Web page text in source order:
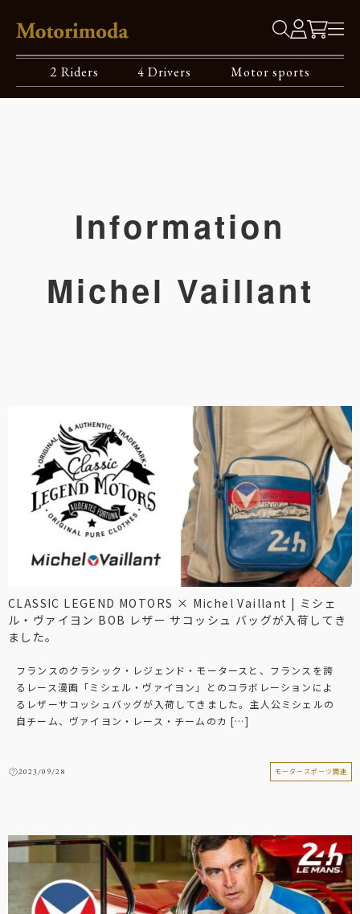
2 Riders 4 Drivers Motor sports
Information
Michel Vaillant
CLASSIC LEGEND MOTORS × Michel Vaillant | ミシェ
ル・ヴァイヨン BOB レザー サコッシュ バッグが入荷してき
ました。
フランスのクラシック・レジェンド・モータースと、フランスを誇
るレース漫画「ミシェル・ヴァイヨン」とのコラボレーションによ
るレザーサコッシュバッグが入荷してきました。主人公ミシェルの
自チーム、ヴァイヨン・レース・チームのカ […]
2023/09/28 モータースポーツ関連